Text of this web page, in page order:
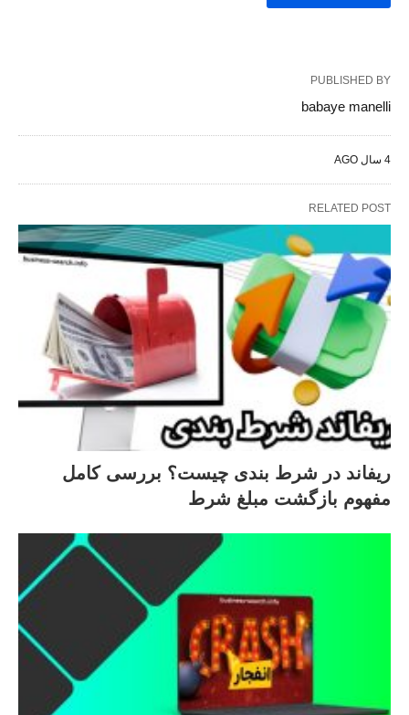
PUBLISHED BY
babaye manelli
4 سال AGO
RELATED POST
ریفاند در شرط‌ بندی چیست؟ بررسی کامل
مفهوم بازگشت مبلغ شرط